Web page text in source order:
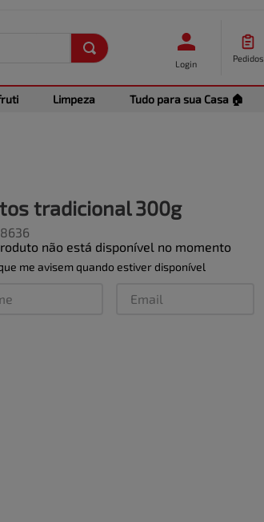
Login
Pedidos
Limpeza Tudo para sua Casa 🏠
tradicional 300g
não está disponível no momento
me avisem quando estiver disponível